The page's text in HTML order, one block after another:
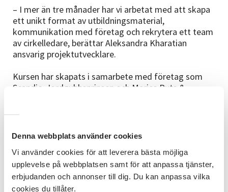
Denna webbplats använder cookies
Vi använder cookies för att leverera bästa möjliga
upplevelse på webbplatsen samt för att anpassa tjänster,
erbjudanden och annonser till dig. Du kan anpassa vilka
cookies du tillåter.
– I mer än tre månader har vi arbetat med att skapa
ett unikt format av utbildningsmaterial,
kommunikation med företag och rekrytera ett team
av cirkelledare, berättar Aleksandra Kharatian
ansvarig projektutvecklare.
Kursen har skapats i samarbete med företag som
Scandic, Jordgubbsprinsen och Maries Puts &
studier få träffa potentiella arbetsgivare och
rekryteringsbyråer samt gå en workshop i hur man
skriver ett CV.
Flera av deltagarna har redan uttryckt sin
tacksamhet över den fantastiska chansen de fått att
lära sig yrkessvenska och komma närmare den